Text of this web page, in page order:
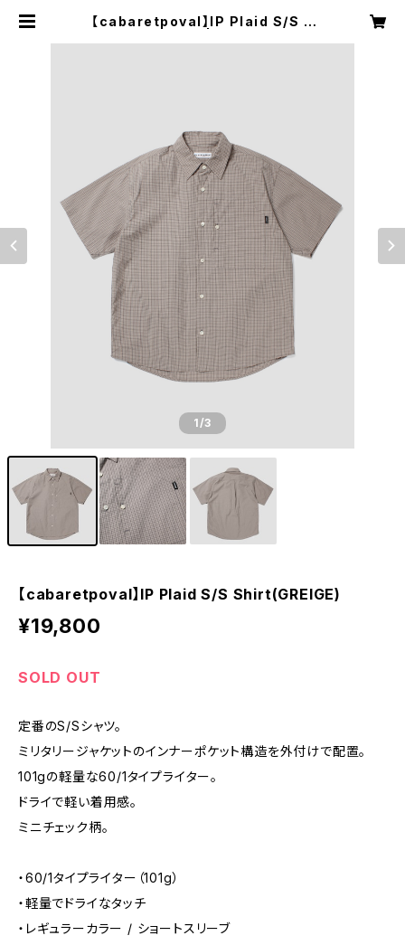
【cabaretpoval】IP Plaid S/S S
1/3
【cabaretpoval】IP Plaid S/S Shirt(GREIGE)
¥19,800
SOLD OUT
定番のS/Sシャツ。
ミリタリージャケットのインナーポケット構造を外付けで配置。
101gの軽量な60/1タイプライター。
ドライで軽い着用感。
ミニチェック柄。
・60/1タイプライター（101g）
・軽量でドライなタッチ
・レギュラーカラー / ショートスリーブ